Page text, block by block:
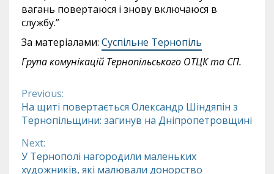
вагань повертаюся і знову включаюся в
службу.”
За матеріалами: Суспільне Тернопіль
Група комунікацій Тернопільського ОТЦК та СП.
Continue
Reading
Previous:
На щиті повертається Олександр Шіндяпін з
Тернопільщини: загинув на Дніпропетровщині
Next:
У Тернополі нагородили маленьких
художників, які малювали донорство